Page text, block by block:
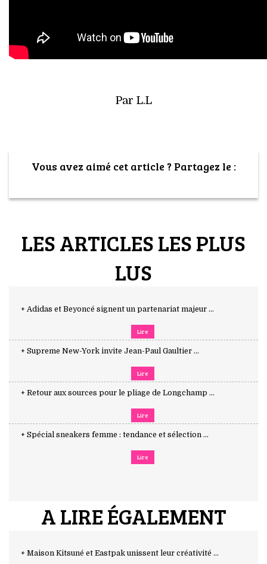
Par L.L
Vous avez aimé cet article ? Partagez le :
LES ARTICLES LES PLUS
LUS
+ Adidas et Beyoncé signent un partenariat majeur ...
Lire
+ Supreme New-York invite Jean-Paul Gaultier ...
Lire
+ Retour aux sources pour le pliage de Longchamp ...
Lire
+ Spécial sneakers femme : tendance et sélection ...
Lire
A LIRE ÉGALEMENT
+ Maison Kitsuné et Eastpak unissent leur créativité ...